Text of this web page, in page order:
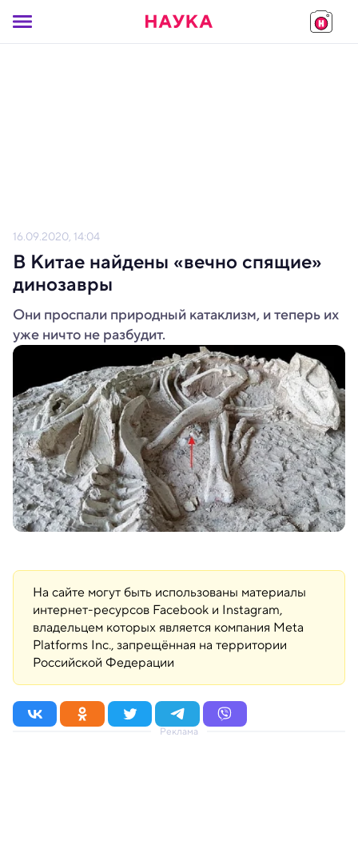
16.09.2020, 14:04
В Китае найдены «вечно спящие»
динозавры
Они проспали природный катаклизм, и теперь их
уже ничто не разбудит.
На сайте могут быть использованы материалы
интернет-ресурсов Facebook и Instagram,
владельцем которых является компания Meta
Platforms Inc., запрещённая на территории
Российской Федерации
Реклама